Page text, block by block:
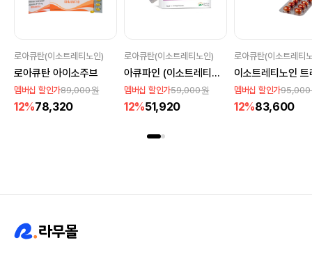
로아큐탄(이소트레티노인)
로아큐탄 아이소주브
멤버십 할인가89,000원
12%78,320
로아큐탄(이소트레티노인)
아큐파인 (이소트레티노인)
멤버십 할인가59,000원
12%51,920
로아큐탄(이소트레티
이소트레티노인 트
멤버십 할인가95,000
12%83,600